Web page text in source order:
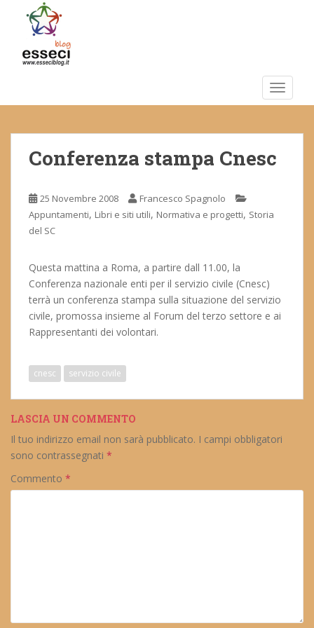
m
Conferenza stampa Cnesc
25 Novembre 2008
Francesco Spagnolo
Appuntamenti, Libri e siti utili, Normativa e progetti, Storia
del SC
Questa mattina a Roma, a partire dall 11.00, la
Conferenza nazionale enti per il servizio civile (Cnesc)
terrà un conferenza stampa sulla situazione del servizio
civile, promossa insieme al Forum del terzo settore e ai
Rappresentanti dei volontari.
cnesc servizio civile
LASCIA UN COMMENTO
Il tuo indirizzo email non sarà pubblicato. I campi obbligatori
sono contrassegnati *
Commento *